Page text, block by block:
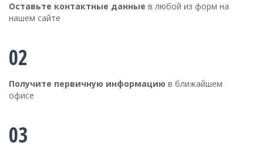
Оставьте контактные данные в любой из форм на
нашем сайте
02
Получите первичную информацию в ближайшем
офисе
03